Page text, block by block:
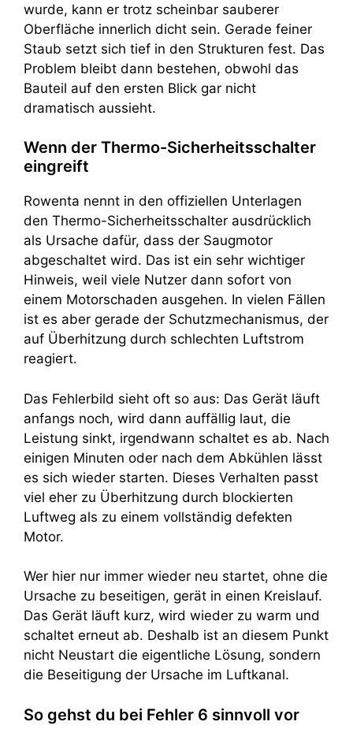
wurde, kann er trotz scheinbar sauberer
Oberfläche innerlich dicht sein. Gerade feiner
Staub setzt sich tief in den Strukturen fest. Das
Problem bleibt dann bestehen, obwohl das
Bauteil auf den ersten Blick gar nicht
dramatisch aussieht.
Wenn der Thermo-Sicherheitsschalter
eingreift
Rowenta nennt in den offiziellen Unterlagen
den Thermo-Sicherheitsschalter ausdrücklich
als Ursache dafür, dass der Saugmotor
abgeschaltet wird. Das ist ein sehr wichtiger
Hinweis, weil viele Nutzer dann sofort von
einem Motorschaden ausgehen. In vielen Fällen
ist es aber gerade der Schutzmechanismus, der
auf Überhitzung durch schlechten Luftstrom
reagiert.
Das Fehlerbild sieht oft so aus: Das Gerät läuft
anfangs noch, wird dann auffällig laut, die
Leistung sinkt, irgendwann schaltet es ab. Nach
einigen Minuten oder nach dem Abkühlen lässt
es sich wieder starten. Dieses Verhalten passt
viel eher zu Überhitzung durch blockierten
Luftweg als zu einem vollständig defekten
Motor.
Wer hier nur immer wieder neu startet, ohne die
Ursache zu beseitigen, gerät in einen Kreislauf.
Das Gerät läuft kurz, wird wieder zu warm und
schaltet erneut ab. Deshalb ist an diesem Punkt
nicht Neustart die eigentliche Lösung, sondern
die Beseitigung der Ursache im Luftkanal.
So gehst du bei Fehler 6 sinnvoll vor